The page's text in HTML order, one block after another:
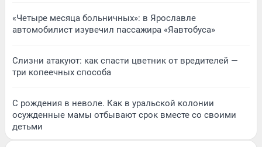
«Четыре месяца больничных»: в Ярославле
автомобилист изувечил пассажира «Яавтобуса»
Слизни атакуют: как спасти цветник от вредителей —
три копеечных способа
С рождения в неволе. Как в уральской колонии
осужденные мамы отбывают срок вместе со своими
детьми